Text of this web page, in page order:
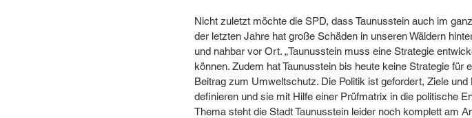
Nicht zuletzt möchte die SPD, dass Taunusstein auch im
der letzten Jahre hat große Schäden in unseren Wäldern
und nahbar vor Ort. „Taunusstein muss eine Strategie
können. Zudem hat Taunusstein bis heute keine Strategie für
Beitrag zum Umweltschutz. Die Politik ist gefordert, Ziele
definieren und sie mit Hilfe einer Prüfmatrix in die politische
Thema steht die Stadt Taunusstein leider noch komplett am